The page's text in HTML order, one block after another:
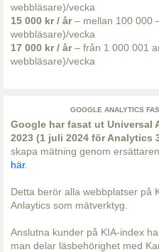
webbläsare)/vecka
15 000 kr / år– mellan 100 000
webbläsare)/vecka
17 000 kr / år– från 1 000 001
webbläsare)/vecka
GOOGLE ANALYTICS
Google har fasat ut Universal
2023 (1 juli 2024 för Analytics
skapa mätning genom
här.
Detta berör alla webbplatser på
Anlaytics som mätverktyg.
Anslutna kunder på KIA-index
man delar läsbehörighet med